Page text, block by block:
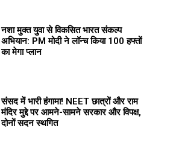
नशा मुक्त युवा से विकसित भारत संकल्प
अभियान: PM मोदी ने लॉन्च किया 100 हफ्तों
का मेगा प्लान
संसद में भारी हंगामा! NEET छात्रों और राम
मंदिर मुद्दे पर आमने-सामने सरकार और विपक्ष,
दोनों सदन स्थगित